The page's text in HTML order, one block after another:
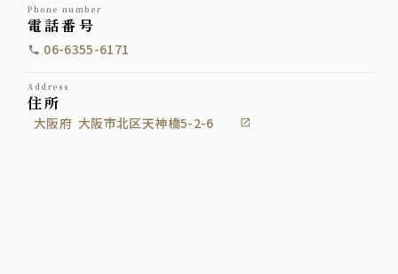
phone number
電話番号
06-6355-6171
address
住所
大阪府 大阪市北区天神橋5-2-6